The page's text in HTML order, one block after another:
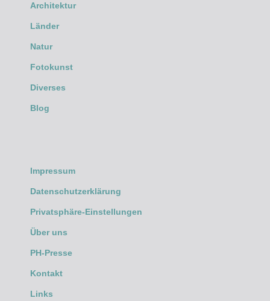
Architektur
Länder
Natur
Fotokunst
Diverses
Blog
Impressum
Datenschutzerklärung
Privatsphäre-Einstellungen
Über uns
PH-Presse
Kontakt
Links